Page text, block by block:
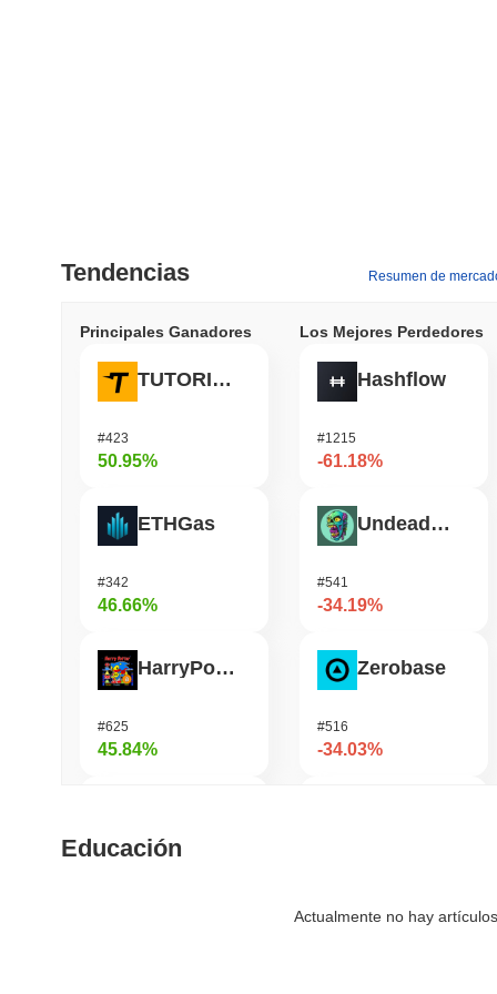
Tendencias Resumen de
Principales Ganadores
TUTORIAL
#423
50.95%
ETHGas
#342
46.66%
HarryPotterObamaSonic10Inu (ETH)
#625
45.84%
Los Mejores Perdedores
Hashflow
#1215
-61.18%
Undeads Games
#541
-34.19%
Zerobase
#516
-34.03%
Educación
Actualmente no hay